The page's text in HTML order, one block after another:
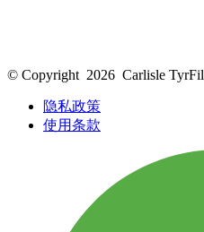
© Copyright 2026 Carlisle TyrFil
隐私政策
使用条款